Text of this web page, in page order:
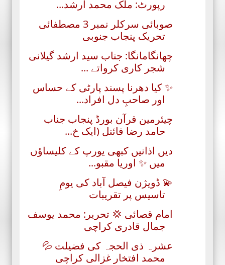
رپورٹ: ملک محمد ارشد...
صوبائی سرکلر نمبر 3 مصطفائی
تحریک پنجاب جنوبی
چھانگامانگا: جناب سید ارشد گیلانی
شجر کاری کرواتے ...
✨ کیا دھرنا پسند پارٹی کے حساس
اور صاحبِ دل افراد...
چیئرمین قرآن بورڈ پنجاب جناب
حامد رضا فائنل (ایک خ...
دیں اذانیں کبھی یورپ کے کلیساؤں
میں ✨ اوریا مقبو...
💫 ڈویژن فیصل آباد کی یومِ
تاسیس پر تقریبات
امام قصائی 💢 تحریر: محمد یوسف
جمال قادری کراچی
عشرہ ذی الحجہ کی فضیلت 💦
محمد افتخار غزالی کراچی